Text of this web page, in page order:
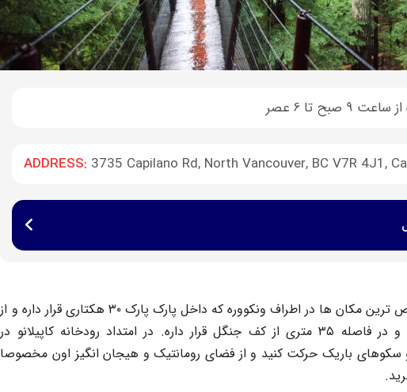
9 صبح تا 6 عصر
ADDRESS: 3735 Capilano Rd, North Vancouver, BC V7R 4J1,
پل معلق کاپیلانو یکی از خاص ترین مکان ها در اطراف ونکووره که داخل پارک پارک ۳۰ هکتاری قرار داره و از
۷ پل معلق بر فراز درختان و در فاصله ۳۵ متری از کف جنگل قرار داره. در امتداد رودخانه کاپیلانو در
سکوهای باریک حرکت کنید و از فضای رومانتیک و هیجان انگیز اون مخصوصا